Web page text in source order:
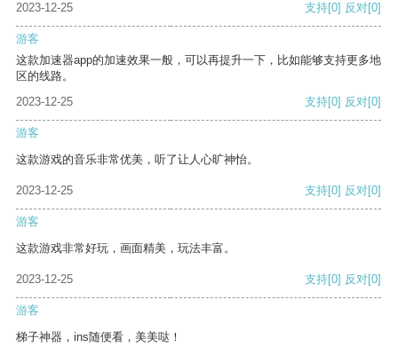
2023-12-25
支持[0] 反对[0]
游客
这款加速器app的加速效果一般，可以再提升一下，比如能够支持更多地
区的线路。
2023-12-25
支持[0] 反对[0]
游客
这款游戏的音乐非常优美，听了让人心旷神怡。
2023-12-25 支持[0] 反对[0]
游客
这款游戏非常好玩，画面精美，玩法丰富。
2023-12-25 支持[0] 反对[0]
游客
梯子神器，ins随便看，美美哒！